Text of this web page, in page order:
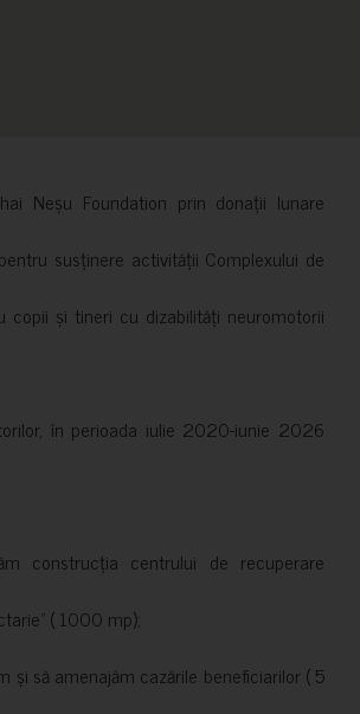
Neșu Foundation prin donații lunare
susținere activității Complexului de
copii și tineri cu dizabilități neuromotorii
în perioada iulie 2020-iunie 2026
construcția centrului de recuperare
( 1000 mp);
și să amenajăm cazările beneficiarilor ( 5